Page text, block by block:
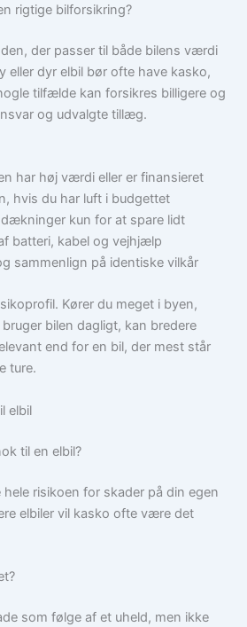
rigtige bilforsikring?
der passer til både bilens værdi
eller dyr elbil bør ofte have kasko,
tilfælde kan forsikres billigere og
og udvalgte tillæg.
har høj værdi eller er finansieret
hvis du har luft i budgettet
kun for at spare lidt
batteri, kabel og vejhjælp
sammenlign på identiske vilkår
Kører du meget i byen,
bilen dagligt, kan bredere
end for en bil, der mest står
ture.
elbil
til en elbil?
risikoen for skader på din egen
elbiler vil kasko ofte være det
som følge af et uheld, men ikke